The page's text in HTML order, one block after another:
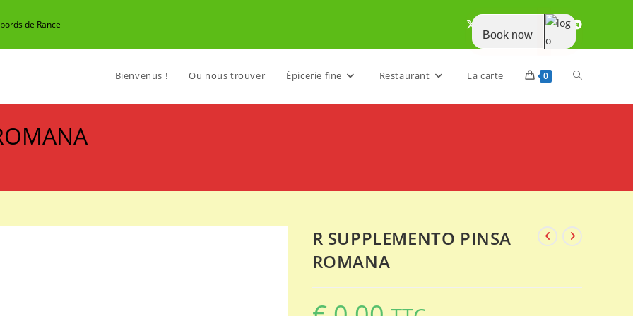
de Rance
Bienvenus ! Ou nous trouver Épicerie fine Restaurant La carte 0 Toggle
R SUPPLEMENTO PINSA
ROMANA
Book now